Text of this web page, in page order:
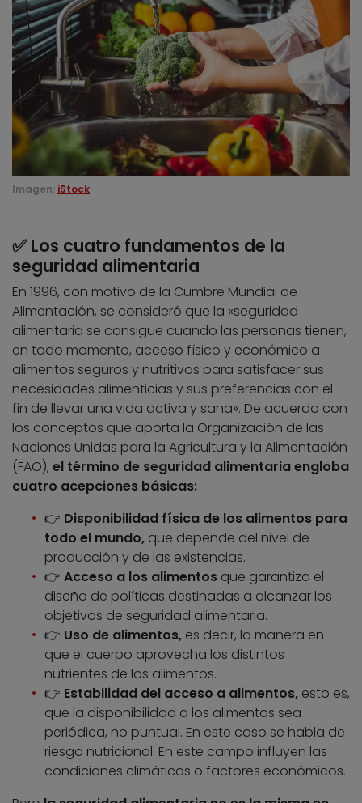
Imagen: iStock
✅ Los cuatro fundamentos de la
seguridad alimentaria
En 1996, con motivo de la Cumbre Mundial de
Alimentación, se consideró que la «seguridad
alimentaria se consigue cuando las personas tienen,
en todo momento, acceso físico y económico a
alimentos seguros y nutritivos para satisfacer sus
necesidades alimenticias y sus preferencias con el
fin de llevar una vida activa y sana». De acuerdo con
los conceptos que aporta la Organización de las
Naciones Unidas para la Agricultura y la Alimentación
(FAO), el término de seguridad alimentaria engloba
cuatro acepciones básicas:
👉 Disponibilidad física de los alimentos para
todo el mundo, que depende del nivel de
producción y de las existencias.
👉 Acceso a los alimentos que garantiza el
diseño de políticas destinadas a alcanzar los
objetivos de seguridad alimentaria.
👉 Uso de alimentos, es decir, la manera en
que el cuerpo aprovecha los distintos
nutrientes de los alimentos.
👉 Estabilidad del acceso a alimentos, esto es,
que la disponibilidad a los alimentos sea
periódica, no puntual. En este caso se habla de
riesgo nutricional. En este campo influyen las
condiciones climáticas o factores económicos.